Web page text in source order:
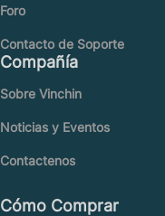
Foro
Contacto de Soporte
Compañía
Sobre Vinchin
Noticias y Eventos
Contactenos
Cómo Comprar